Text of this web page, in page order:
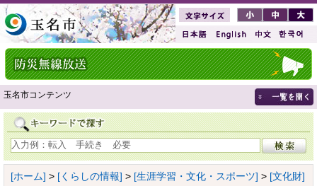
玉名市コンテンツ
[ホーム] > [くらしの情報] > [生涯学習・文化・スポーツ] > [文化財]